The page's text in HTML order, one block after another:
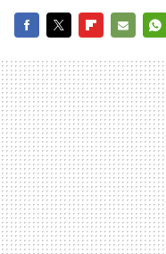
MAIL